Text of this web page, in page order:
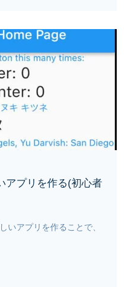
アプリを作る(初心者
いアプリを作ることで、